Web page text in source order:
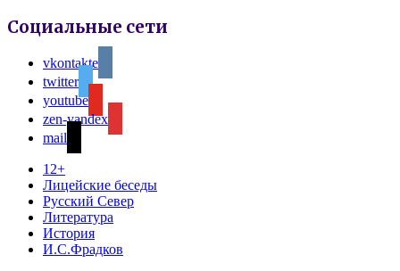
Социальные сети
vkontakte
twitter
youtube
zen-yandex
mail
12+
Лицейские беседы
Русский Север
Литература
История
И.С.Фрадков